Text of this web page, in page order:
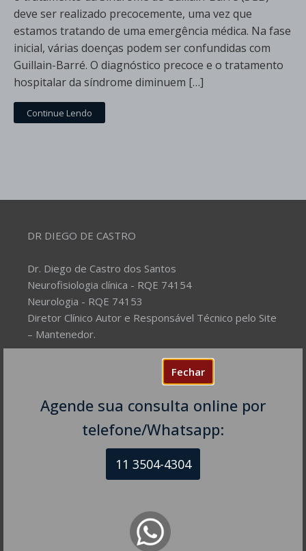
Fechar
Agende sua consulta online por
telefone/Whatsapp:
11 3504-4304
deve ser realizado precocemente, uma vez que
estamos tratando de uma emergência médica. Na fase
inicial, várias doenças podem ser confundidas com
Guillain-Barré. O diagnóstico precoce e o tratamento
hospitalar da síndrome diminuem […]
Continue Lendo
DR DIEGO DE CASTRO
Dr. Diego de Castro dos Santos
Neurofisiologia clínica - RQE 74154
Neurologia - RQE 74153
Diretor Clínico Autor e Responsável Técnico pelo Site
– Mantenedor.
Prover Soluções cada vez mais
completas de forma facilitada para a gestão da saúde
e o bem-estar das pessoas, com excelência,
humanidade e sustentabilidade. Destinado ao
público em geral.
NEUROLOGISTA EM SÃO PAULO – SP
R. Itapeva, 518 - sala 1301
Bela Vista - São Paulo - SP